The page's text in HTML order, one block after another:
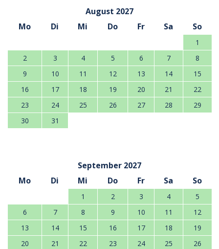
August 2027
Mo
Di Mi Do Fr Sa So
1
2
3 4 5 6 7
8
9
10 11 12 13 14
15
16
17 18 19 20 21
22
23
24 25 26 27 28
29
30
31
September 2027
Mo
Di Mi Do Fr Sa So
1 2 3 4
5
6
7 8 9 10 11
12
13
14 15 16 17 18
19
20
21 22 23 24 25
26